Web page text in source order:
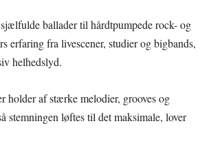
ballader til hårdtpumpede rock- og
erfaring fra livescener, studier og bigbands,
helhedslyd.
holder af stærke melodier, grooves og
stemningen løftes til det maksimale, lover